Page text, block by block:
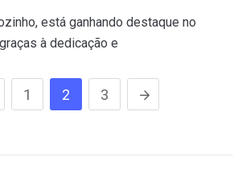
está ganhando destaque no
à dedicação e
1 2 3